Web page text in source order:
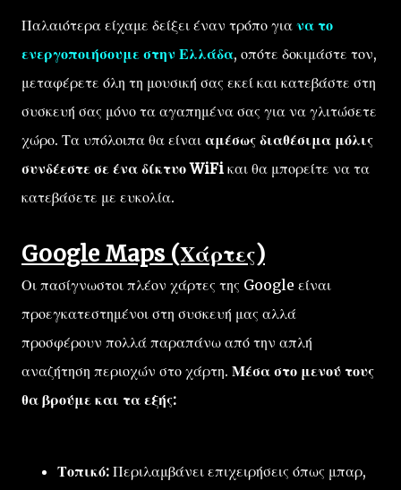
Παλαιότερα είχαμε δείξει έναν τρόπο για να το
ενεργοποιήσουμε στην Ελλάδα, οπότε δοκιμάστε τον,
μεταφέρετε όλη τη μουσική σας εκεί και κατεβάστε στη
συσκευή σας μόνο τα αγαπημένα σας για να γλιτώσετε
χώρο. Τα υπόλοιπα θα είναι αμέσως διαθέσιμα μόλις
συνδέεστε σε ένα δίκτυο WiFi και θα μπορείτε να τα
κατεβάσετε με ευκολία.
Google Maps (Χάρτες)
Οι πασίγνωστοι πλέον χάρτες της Google είναι
προεγκατεστημένοι στη συσκευή μας αλλά
προσφέρουν πολλά παραπάνω από την απλή
αναζήτηση περιοχών στο χάρτη. Μέσα στο μενού τους
θα βρούμε και τα εξής:
Τοπικό: Περιλαμβάνει επιχειρήσεις όπως μπαρ,